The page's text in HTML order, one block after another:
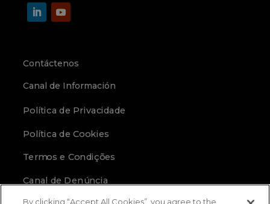
Contáctenos
Canal de Información
Política de Privacidade
Política de Cookies
Termos e Condições
Canal de Denúncia
By clicking “Accept All Cookies”, you agree to the